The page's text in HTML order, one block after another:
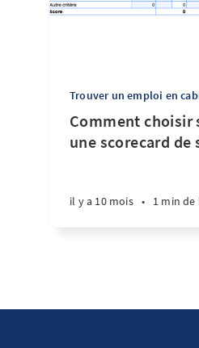
Trouver un emploi en
Comment choisir
une scorecard de
il y a 10 mois • 1 min